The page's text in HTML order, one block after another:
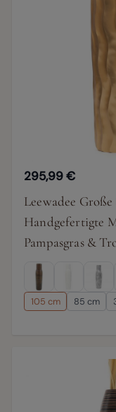
295,99 €
Leewadee Große
Handgefertigte
Pampasgras &
105 cm 85 cm